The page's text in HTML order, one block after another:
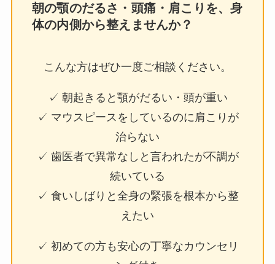
朝の顎のだるさ・頭痛・肩こりを、身
体の内側から整えませんか？
こんな方はぜひ一度ご相談ください。
✓ 朝起きると顎がだるい・頭が重い
✓ マウスピースをしているのに肩こりが
治らない
✓ 歯医者で異常なしと言われたが不調が
続いている
✓ 食いしばりと全身の緊張を根本から整
えたい
✓ 初めての方も安心の丁寧なカウンセリ